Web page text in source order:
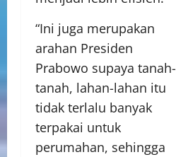
“Ini juga merupakan
arahan Presiden
Prabowo supaya tanah-
tanah, lahan-lahan itu
tidak terlalu banyak
terpakai untuk
perumahan, sehingga